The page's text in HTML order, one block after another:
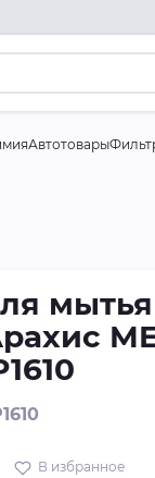
Автотовары
мытья
В избранное